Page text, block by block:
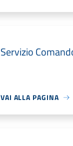
Servizio
VAI ALLA PAGINA